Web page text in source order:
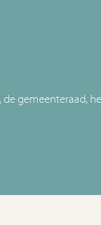
gemeenteraad,